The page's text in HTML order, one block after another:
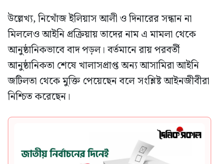
উল্লেখ্য, নিখোঁজ ইলিয়াস আলী ও দিনারের সন্ধান না
মিললেও আইনি প্রক্রিয়ায় তাদের নাম এ মামলা থেকে
আনুষ্ঠানিকভাবে বাদ পড়ল। বর্তমানে রায় পরবর্তী
আনুষ্ঠানিকতা শেষে খালাসপ্রাপ্ত অন্য আসামিরা আইনি
জটিলতা থেকে মুক্তি পেয়েছেন বলে সংশ্লিষ্ট আইনজীবীরা
নিশ্চিত করেছেন।